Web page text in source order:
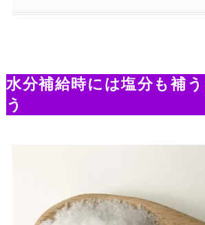
水分補給時には塩分も補
う